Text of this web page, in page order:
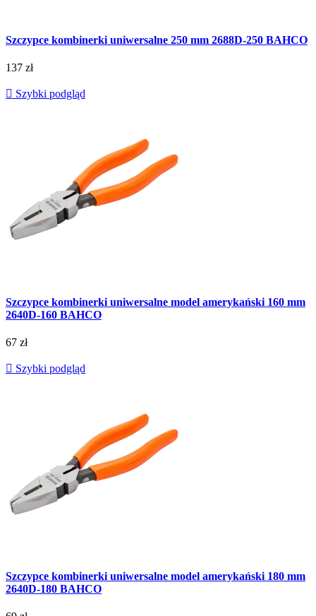
Szczypce kombinerki uniwersalne 250 mm 2688D-250 BAHCO
137 zł
 Szybki podgląd
Szczypce kombinerki uniwersalne model amerykański 160 mm
2640D-160 BAHCO
67 zł
 Szybki podgląd
Szczypce kombinerki uniwersalne model amerykański 180 mm
2640D-180 BAHCO